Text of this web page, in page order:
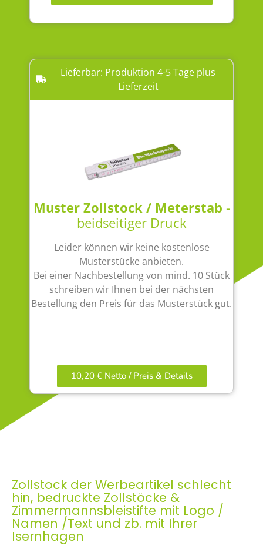
Lieferbar: Produktion 4-5 Tage plus
Lieferzeit
Muster Zollstock / Meterstab -
beidseitiger Druck
Leider können wir keine kostenlose
Musterstücke anbieten.
Bei einer Nachbestellung von mind. 10 Stück
schreiben wir Ihnen bei der nächsten
Bestellung den Preis für das Musterstück gut.
10,20 € Netto / Preis & Details
Zollstock der Werbeartikel schlecht
hin, bedruckte Zollstöcke &
Zimmermannsbleistifte mit Logo /
Namen /Text und zb. mit Ihrer
Isernhagen